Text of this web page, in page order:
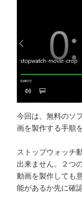
今回は、無料のソ
画を製作する手順
ストップウォッチ
出来ません。２つ
動画を製作しても
能があるか先に確